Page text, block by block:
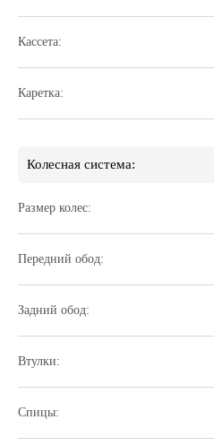
Кассета:
Каретка:
Колесная система:
Размер колес:
Передний обод:
Задний обод:
Втулки:
Спицы: